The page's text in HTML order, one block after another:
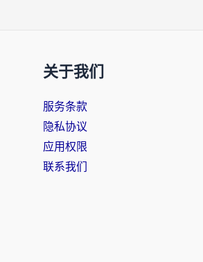
关于我们
服务条款
隐私协议
应用权限
联系我们